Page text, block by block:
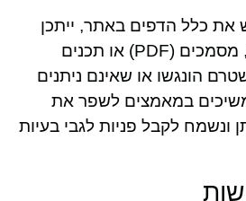
את כלל הדפים באתר, ייתכן
ויתגלו עמודים, רכיבים, מסמכים (PDF) או תכנים
הונגשו או שאינם ניתנים
במאמצים לשפר את
ונשמח לקבל פניות לגבי בעיות